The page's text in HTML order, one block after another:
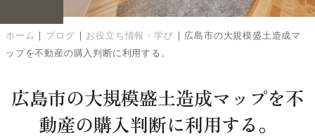
ホーム | ブログ | お役立ち情報・学び | 広島市の大規模盛土造成マ
ップを不動産の購入判断に利用する。
広島市の大規模盛土造成マップを不
動産の購入判断に利用する。